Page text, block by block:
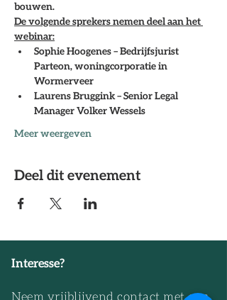
bouwen.
De volgende sprekers nemen deel aan het
webinar:
Sophie Hoogenes – Bedrijfsjurist
Parteon, woningcorporatie in
Wormerveer
Laurens Bruggink – Senior Legal
Manager Volker Wessels
Meer weergeven
Deel dit evenement
Interesse?
Neem vrijblijvend contact met ons